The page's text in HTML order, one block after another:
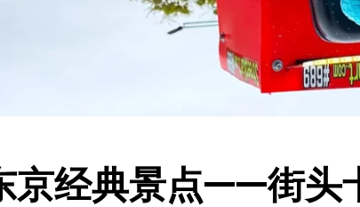
京经典景点——街头